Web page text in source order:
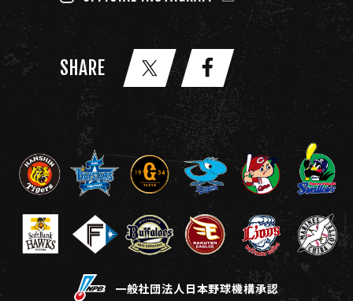
SHARE
一般社団法人日本野球機構承認